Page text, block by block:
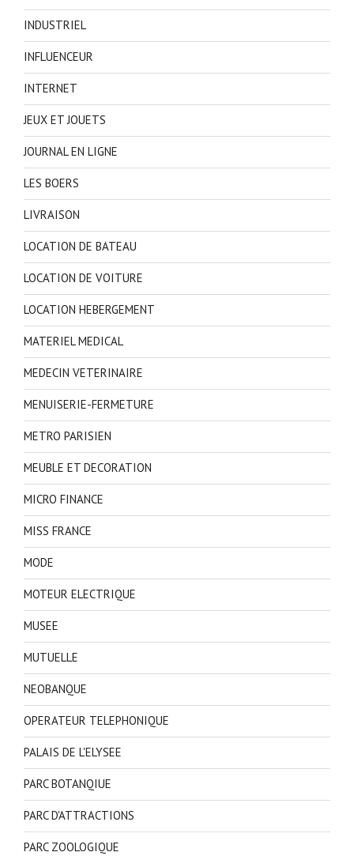
INDUSTRIEL
INFLUENCEUR
INTERNET
JEUX ET JOUETS
JOURNAL EN LIGNE
LES BOERS
LIVRAISON
LOCATION DE BATEAU
LOCATION DE VOITURE
LOCATION HEBERGEMENT
MATERIEL MEDICAL
MEDECIN VETERINAIRE
MENUISERIE-FERMETURE
METRO PARISIEN
MEUBLE ET DECORATION
MICRO FINANCE
MISS FRANCE
MODE
MOTEUR ELECTRIQUE
MUSEE
MUTUELLE
NEOBANQUE
OPERATEUR TELEPHONIQUE
PALAIS DE L'ELYSEE
PARC BOTANQIUE
PARC D'ATTRACTIONS
PARC ZOOLOGIQUE